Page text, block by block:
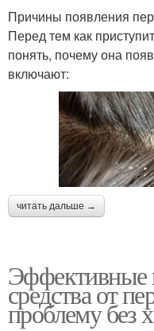
Причины появления
Перед тем как
понять, почему она
включают:
читать дальше →
Эффективные
средства от
проблему без